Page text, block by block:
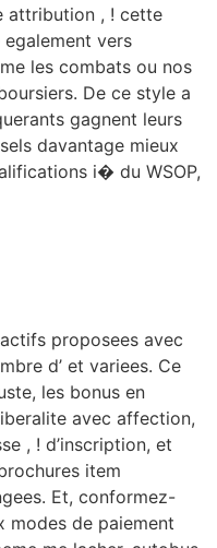
attribution , ! cette
vers
les combats ou nos
De ce style a
gagnent leurs
davantage mieux
i� du WSOP,
proposees avec
d’ et variees. Ce
les bonus en
avec affection,
, ! d’inscription, et
item
Et, conformez-
modes de paiement